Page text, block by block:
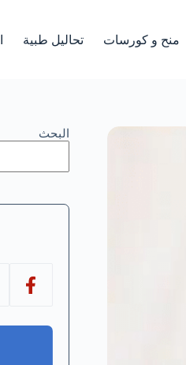
منح و كورسات تحاليل طبية
البحث